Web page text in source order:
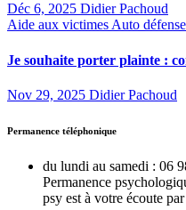
Déc 6, 2025 Didier Pachoud
Aide aux victimes Auto
Je souhaite porter plainte :
Nov 29, 2025 Didier Pachoud
Permanence téléphonique
du lundi au samedi : 06
Permanence
psy est à votre écoute